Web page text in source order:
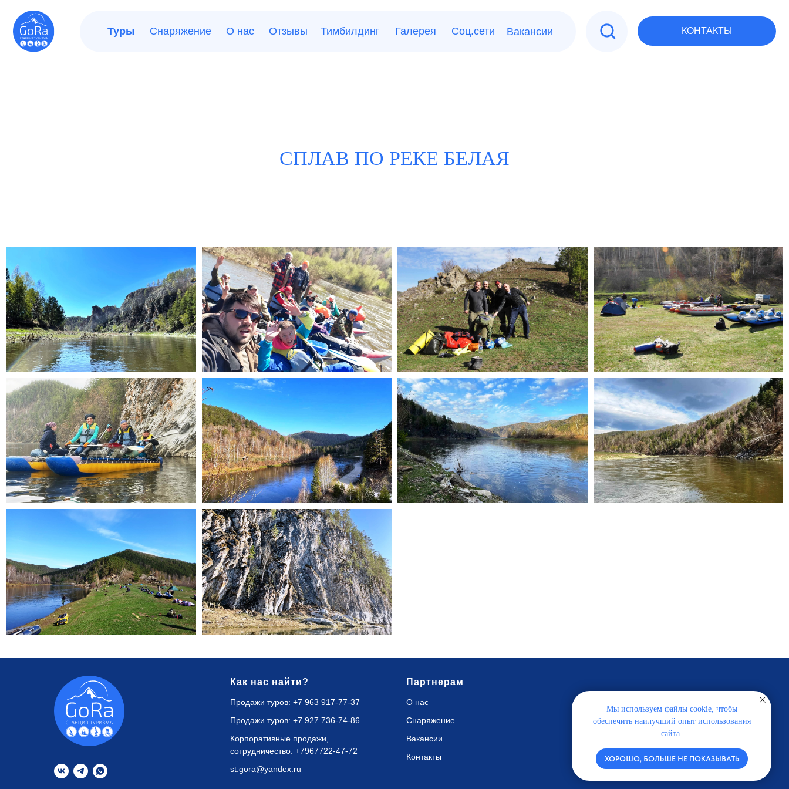
КОНТАКТЫ
Туры Тимбилдинг Галерея Соц.сети Вакансии
Отзывы
О нас
Снаряжение
СПЛАВ ПО РЕКЕ БЕЛАЯ
Как нас найти?
Продажи туров: +7 963 917-77-37
Продажи туров: +7 927 736-74-86
Корпоративные продажи,
сотрудничество: +7967722-47-72
st.gora@yandex.ru
Партнерам
О нас
Снаряжение
Вакансии
Контакты
Мы используем файлы cookie, чтобы
обеспечить наилучший опыт использования
сайта.
ХОРОШО, БОЛЬШЕ НЕ ПОКАЗЫВАТЬ